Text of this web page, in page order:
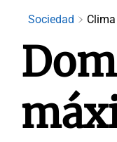
Sociedad